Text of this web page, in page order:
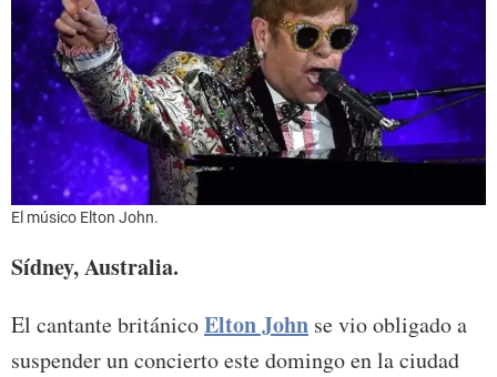
El músico Elton John.
Sídney, Australia.
El cantante británicoElton John se vio obligado a
suspender un concierto este domingo en la ciudad